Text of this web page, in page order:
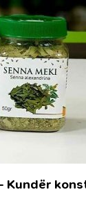
Kundër